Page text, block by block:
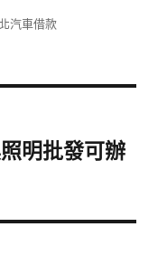
汽車借款
明批發可辦